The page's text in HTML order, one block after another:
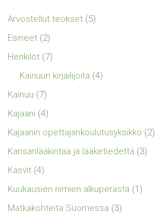
Arvostellut teokset (5)
Esineet (2)
Henkilöt (7)
Kainuun kirjailijoita (4)
Kainuu (7)
Kajaani (4)
Kajaanin opettajankoulutusyksikkö (2)
Kansanlääkintää ja lääketiedettä (3)
Kasvit (4)
Kuukausien nimien alkuperästä (1)
Matkakohteita Suomessa (3)